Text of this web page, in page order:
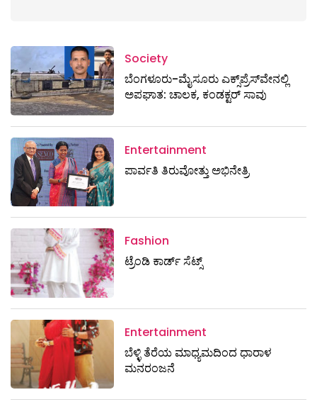
Society
ಬೆಂಗಳೂರು-ಮೈಸೂರು ಎಕ್ಸ್​ಪ್ರೆಸ್‌ವೇನಲ್ಲಿ
ಅಪಘಾತ: ಚಾಲಕ, ಕಂಡಕ್ಟರ್ ಸಾವು
Entertainment
ಪಾರ್ವತಿ ತಿರುವೋತ್ತು ಅಭಿನೇತ್ರಿ
Fashion
ಟ್ರೆಂಡಿ ಕಾರ್ಡ್‌ ಸೆಟ್ಸ್
Entertainment
ಬೆಳ್ಳಿ ತೆರೆಯ ಮಾಧ್ಯಮದಿಂದ ಧಾರಾಳ
ಮನರಂಜನೆ